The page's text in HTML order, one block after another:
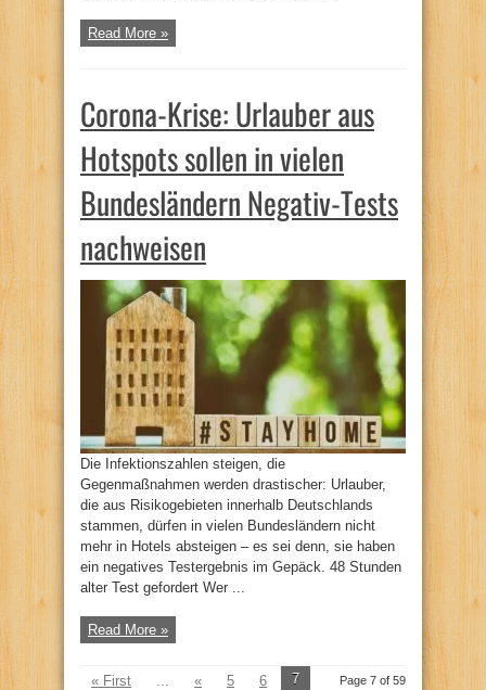
Read More »
Corona-Krise: Urlauber aus
Hotspots sollen in vielen
Bundesländern Negativ-Tests
nachweisen
Die Infektionszahlen steigen, die
Gegenmaßnahmen werden drastischer: Urlauber,
die aus Risikogebieten innerhalb Deutschlands
stammen, dürfen in vielen Bundesländern nicht
mehr in Hotels absteigen – es sei denn, sie haben
ein negatives Testergebnis im Gepäck. 48 Stunden
alter Test gefordert Wer ...
Read More »
Page 7 of 59
« First « 5 6
7